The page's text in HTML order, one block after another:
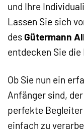
und Ihre
Lassen Sie sich
desGütermann
entdecken Sie
Ob Sie nun ein
Anfänger sind, der
perfekte
einfach zu